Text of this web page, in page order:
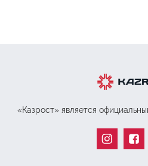
«Казрост» является